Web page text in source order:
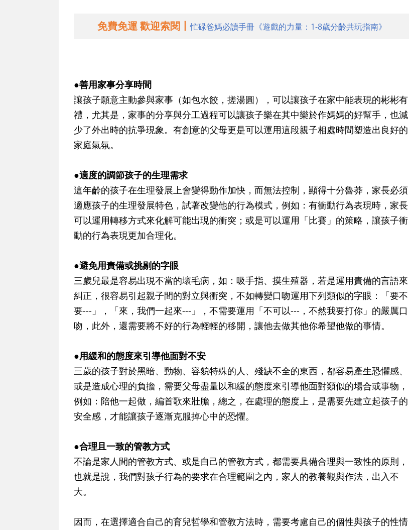
免費免運 歡迎索閱丨忙碌爸媽必讀手冊《遊戲的力量：1-8歲分齡共玩指南》
●善用家事分享時間
讓孩子願意主動參與家事（如包水餃，搓湯圓），可以讓孩子在家中能表現的彬彬有
禮，尤其是，家事的分享與分工過程可以讓孩子樂在其中樂於作媽媽的好幫手，也減
少了外出時的抗爭現象。有創意的父母更是可以運用這段親子相處時間塑造出良好的
家庭氣氛。
●適度的調節孩子的生理需求
這年齡的孩子在生理發展上會變得動作加快，而無法控制，顯得十分魯莽，家長必須
適應孩子的生理發展特色，試著改變他的行為模式，例如：有衝動行為表現時，家長
可以運用轉移方式來化解可能出現的衝突；或是可以運用「比賽」的策略，讓孩子衝
動的行為表現更加合理化。
●避免用責備或挑剔的字眼
三歲兒最是容易出現不當的壞毛病，如：吸手指、摸生殖器，若是運用責備的言語來
糾正，很容易引起親子間的對立與衝突，不如轉變口吻運用下列類似的字眼：「要不
要---」，「來，我們一起來---」，不需要運用「不可以---，不然我要打你」的嚴厲口
吻，此外，還需要將不好的行為輕輕的移開，讓他去做其他你希望他做的事情。
●用緩和的態度來引導他面對不安
三歲的孩子對於黑暗、動物、容貌特殊的人、殘缺不全的東西，都容易產生恐懼感、
或是造成心理的負擔，需要父母盡量以和緩的態度來引導他面對類似的場合或事物，
例如：陪他一起做，編首歌來壯膽，總之，在處理的態度上，是需要先建立起孩子的
安全感，才能讓孩子逐漸克服掉心中的恐懼。
●合理且一致的管教方式
不論是家人間的管教方式、或是自己的管教方式，都需要具備合理與一致性的原則，
也就是說，我們對孩子行為的要求在合理範圍之內，家人的教養觀與作法，出入不
大。
因而，在選擇適合自己的育兒哲學和管教方法時，需要考慮自己的個性與孩子的性情